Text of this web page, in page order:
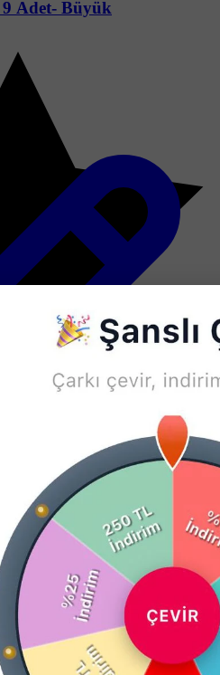
9 Adet- Büyük